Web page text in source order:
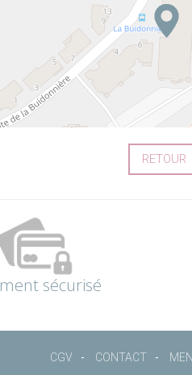
RETOUR
sécurisé
CGV CONTACT